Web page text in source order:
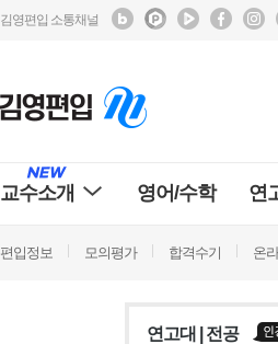
김영편입 소통채널
교수소개 영어/수학 연
편입정보 모의평가 합격수기 온
연고대 | 전공